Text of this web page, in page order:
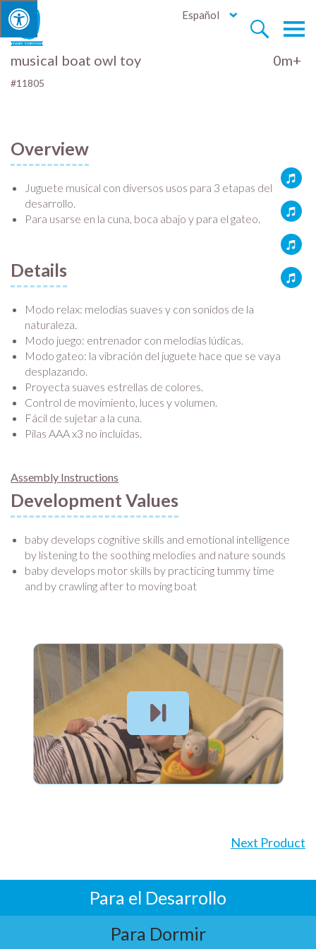


Español
musical boat owl toy
#11805
0m+
Overview
Juguete musical con diversos usos para 3 etapas del
desarrollo.
Para usarse en la cuna, boca abajo y para el gateo.
Details
Modo relax: melodías suaves y con sonidos de la
naturaleza.
Modo juego: entrenador con melodías lúdicas.
Modo gateo: la vibración del juguete hace que se vaya
desplazando.
Proyecta suaves estrellas de colores.
Control de movimiento, luces y volumen.
Fácil de sujetar a la cuna.
Pilas AAA x3 no incluidas.
Assembly Instructions
Development Values
baby develops cognitive skills and emotional intelligence
by listening to the soothing melodies and nature sounds
baby develops motor skills by practicing tummy time
and by crawling after to moving boat
Next Product
Para el Desarrollo
Para Dormir